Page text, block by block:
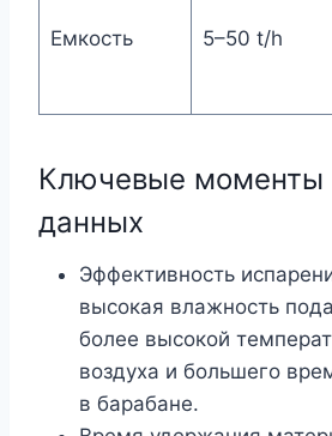
Емкость 5–50 t/h
Ключевые моменты
данных
Эффективность
высокая влажность
более высокой
воздуха и большего
в барабане.